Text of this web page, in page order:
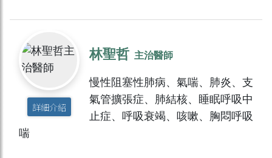
詳細介紹
林聖哲 主治醫師
慢性阻塞性肺病、氣喘、肺炎、支
氣管擴張症、肺結核、睡眠呼吸中
止症、呼吸衰竭、咳嗽、胸悶呼吸
喘